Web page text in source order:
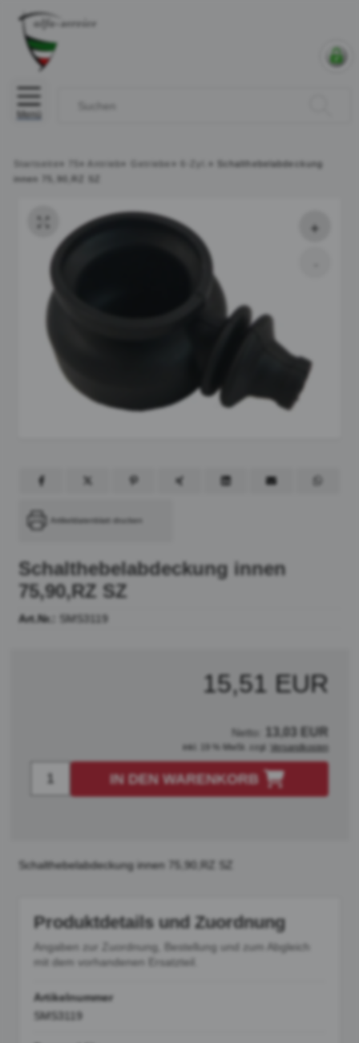
Menü
Startseite » » Antrieb » Getriebe » »
Schalthebelabdeckung
innen 75,90,RZ SZ
Artikeldatenblatt drucken
Schalthebelabdeckung innen
75,90,RZ SZ
Art.Nr.: SMS3119
15,51 EUR
Netto: 13,03 EUR
inkl. 19 % MwSt. zzgl. Versandkosten
IN DEN WARENKORB
Schalthebelabdeckung innen 75,90,RZ SZ
Produktdetails und Zuordnung
Angaben zur Zuordnung, Bestellung und zum Abgleich
mit dem vorhandenen Ersatzteil.
Artikelnummer
SMS3119